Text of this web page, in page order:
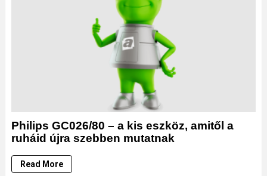
Philips GC026/80 – a kis eszköz, amitől a
ruháid újra szebben mutatnak
Read More